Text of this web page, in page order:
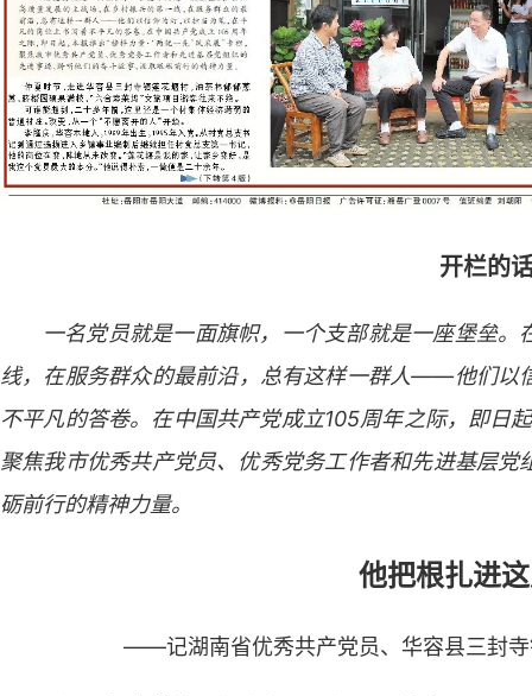
开栏的
一名党员就是一面旗帜，一个支部就是一座堡垒
线，在服务群众的最前沿，总有这样一群人——他们以
不平凡的答卷。在中国共产党成立105周年之际，即日
聚焦我市优秀共产党员、优秀党务工作者和先进基层
砺前行的精神力量。
他把根扎进
——记湖南省优秀共产党员、华容县三封